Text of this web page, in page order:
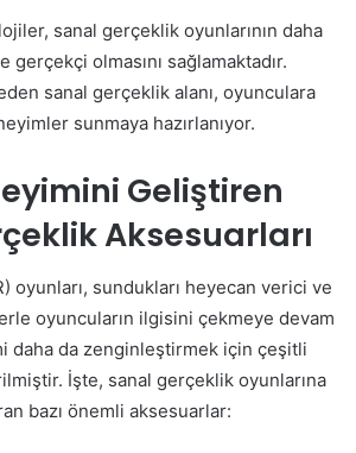
sanal gerçeklik oyunlarının daha
olmasını sağlamaktadır.
sanal gerçeklik alanı, oyunculara
sunmaya hazırlanıyor.
Geliştiren
Aksesuarları
oyunları, sundukları heyecan verici ve
oyuncuların ilgisini çekmeye devam
daha da zenginleştirmek için çeşitli
İşte, sanal gerçeklik oyunlarına
bazı önemli aksesuarlar: